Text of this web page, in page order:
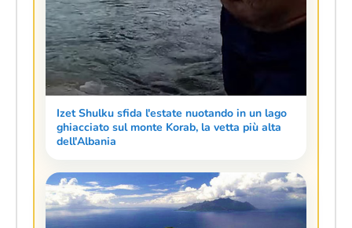
Izet Shulku sfida l'estate nuotando in un lago
ghiacciato sul monte Korab, la vetta più alta
dell'Albania